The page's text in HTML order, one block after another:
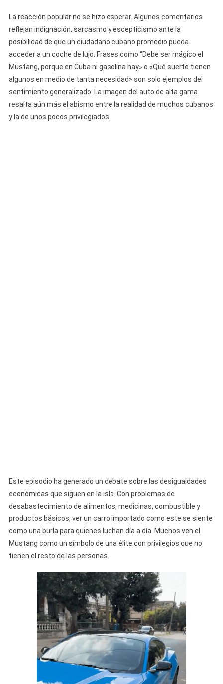
La reacción popular no se hizo esperar. Algunos comentarios
reflejan indignación, sarcasmo y escepticismo ante la
posibilidad de que un ciudadano cubano promedio pueda
acceder a un coche de lujo. Frases como “Debe ser mágico el
Mustang, porque en Cuba ni gasolina hay» o «Qué suerte tienen
algunos en medio de tanta necesidad» son solo ejemplos del
sentimiento generalizado. La imagen del auto de alta gama
resalta aún más el abismo entre la realidad de muchos cubanos
y la de unos pocos privilegiados.
Este episodio ha generado un debate sobre las desigualdades
económicas que siguen en la isla. Con problemas de
desabastecimiento de alimentos, medicinas, combustible y
productos básicos, ver un carro importado como este se siente
como una burla para quienes luchan día a día. Muchos ven el
Mustang como un símbolo de una élite con privilegios que no
tienen el resto de las personas.